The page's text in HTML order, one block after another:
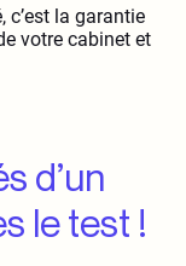
c’est la garantie
votre cabinet et
d’un
le test !